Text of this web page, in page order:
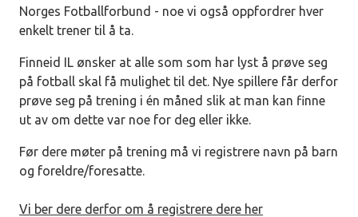
Norges Fotballforbund - noe vi også oppfordrer hver
enkelt trener til å ta.
Finneid IL ønsker at alle som som har lyst å prøve seg
på fotball skal få mulighet til det. Nye spillere får derfor
prøve seg på trening i én måned slik at man kan finne
ut av om dette var noe for deg eller ikke.
Før dere møter på trening må vi registrere navn på barn
og foreldre/foresatte.
Vi ber dere derfor om å registrere dere her